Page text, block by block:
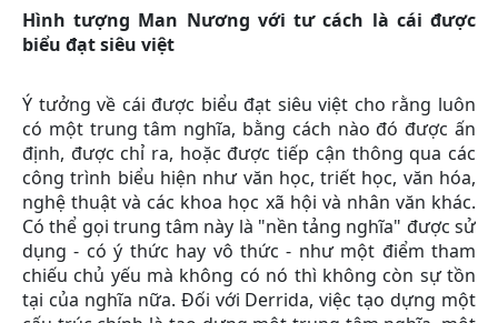
Hình tượng Man Nương với tư cách là cái được
biểu đạt siêu việt
Ý tưởng về cái được biểu đạt siêu việt cho rằng luôn
có một trung tâm nghĩa, bằng cách nào đó được ấn
định, được chỉ ra, hoặc được tiếp cận thông qua các
công trình biểu hiện như văn học, triết học, văn hóa,
nghệ thuật và các khoa học xã hội và nhân văn khác.
Có thể gọi trung tâm này là "nền tảng nghĩa" được sử
dụng - có ý thức hay vô thức - như một điểm tham
chiếu chủ yếu mà không có nó thì không còn sự tồn
tại của nghĩa nữa. Đối với Derrida, việc tạo dựng một